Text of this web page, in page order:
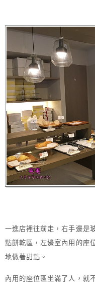
一進店裡往前走，右手邊是
點餅乾區，左邊室內用的座
地做著甜點。
內用的座位區坐滿了人，就